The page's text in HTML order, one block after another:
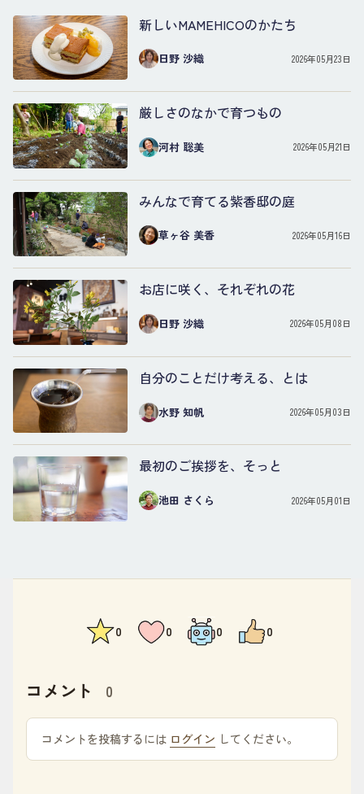
新しいMAMEHICOのかたち
日野 沙織 2026年05月23日
厳しさのなかで育つもの
河村 聡美 2026年05月21日
みんなで育てる紫香邸の庭
草ヶ谷 美香 2026年05月16日
お店に咲く、それぞれの花
日野 沙織 2026年05月08日
自分のことだけ考える、とは
水野 知帆 2026年05月03日
最初のご挨拶を、そっと
池田 さくら 2026年05月01日
0 0 0 0
コメント 0
コメントを投稿するには ログイン してください。